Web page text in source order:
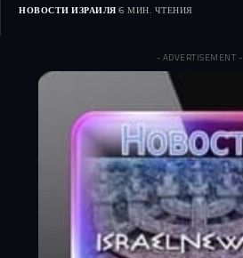
НОВОСТИ ИЗРАИЛЯ 6 МИН. ЧТЕНИЯ
- ADVERTISEMENT -